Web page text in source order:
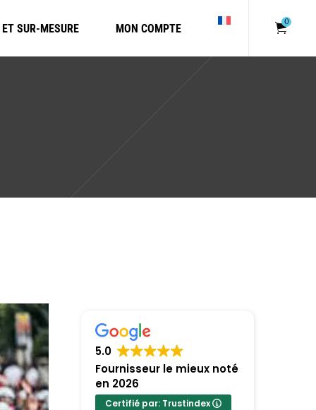
ET SUR-MESURE MON COMPTE
0
Votre panier
5.0
Fournisseur le mieux noté
en 2026
Certifié par: Trustindex